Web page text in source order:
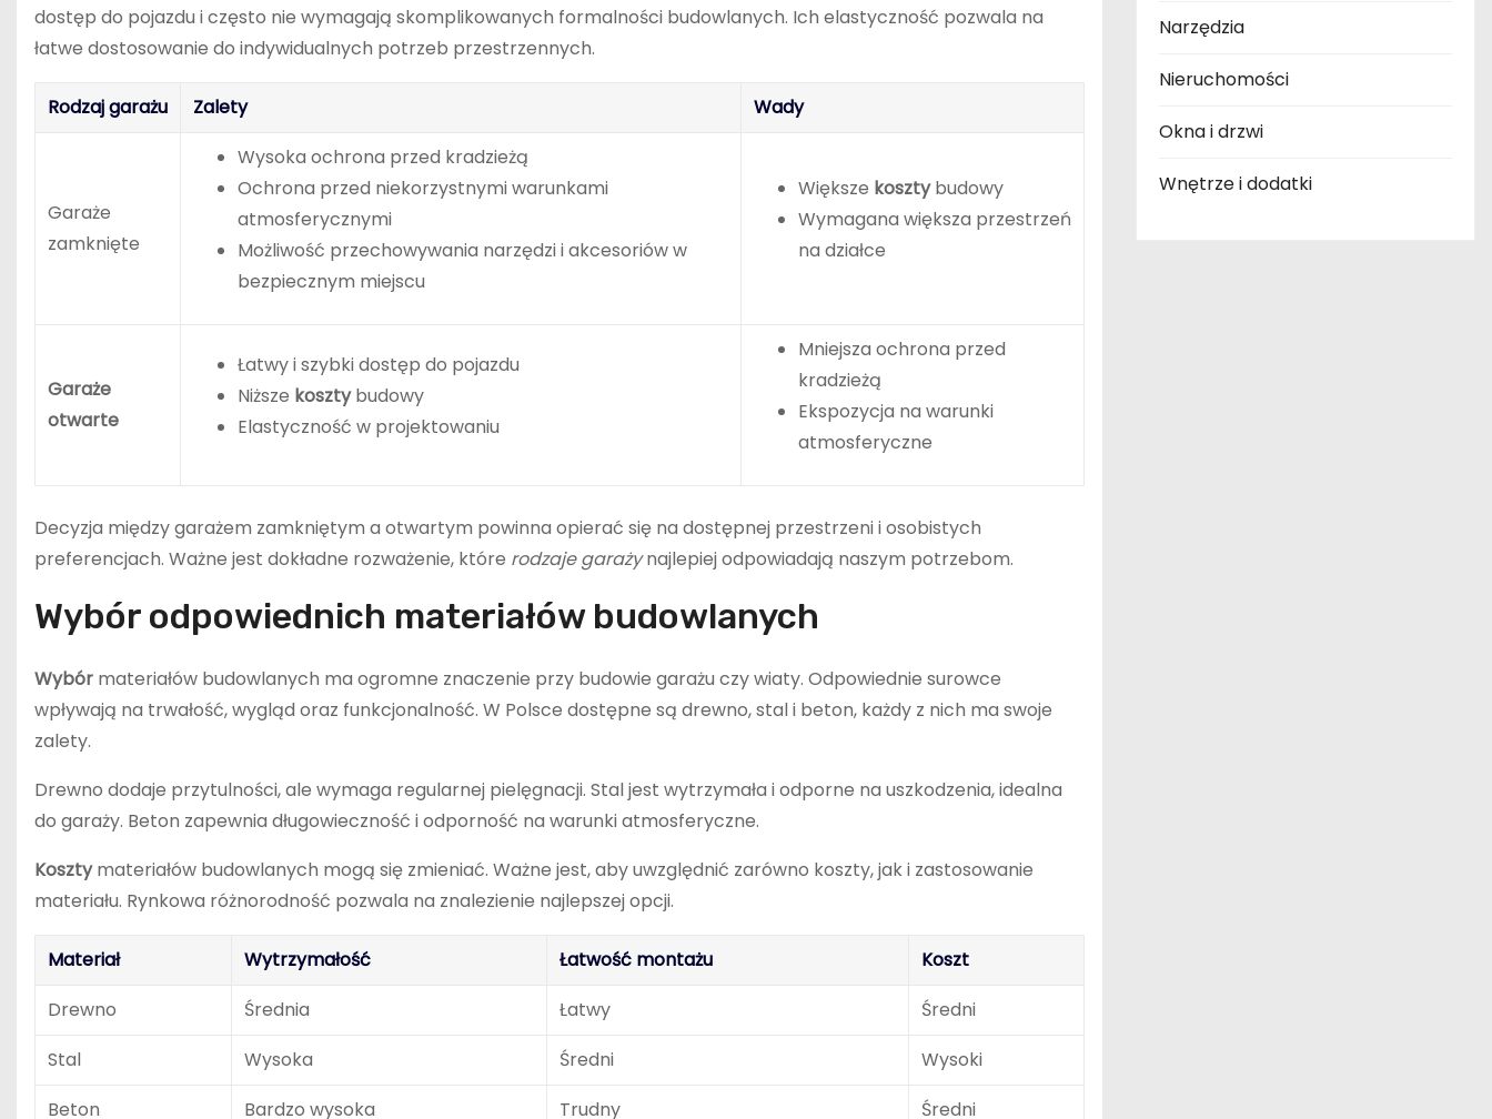
dostęp do pojazdu i często nie wymagają skomplikowanych formalności budowlanych. Ich elastyczność pozwala na
łatwe dostosowanie do indywidualnych potrzeb przestrzennych.
Rodzaj garażu Zalety Wady
Garaże
zamknięte
Wysoka ochrona przed kradzieżą
Ochrona przed niekorzystnymi warunkami
atmosferycznymi
Możliwość przechowywania narzędzi i akcesoriów w
bezpiecznym miejscu
Większe kosztybudowy
Wymagana większa przestrzeń
na działce
Garaże
otwarte
Łatwy i szybki dostęp do pojazdu
Niższe kosztybudowy
Elastyczność w projektowaniu
Mniejsza ochrona przed
kradzieżą
Ekspozycja na warunki
atmosferyczne
Decyzja między garażem zamkniętym a otwartym powinna opierać się na dostępnej przestrzeni i osobistych
preferencjach. Ważne jest dokładne rozważenie, które rodzaje garażynajlepiej odpowiadają naszym potrzebom.
Wybór odpowiednich materiałów budowlanych
Wybór materiałów budowlanych ma ogromne znaczenie przy budowie garażu czy wiaty. Odpowiednie surowce
wpływają na trwałość, wygląd oraz funkcjonalność. W Polsce dostępne są drewno, stal i beton, każdy z nich ma swoje
zalety.
Drewno dodaje przytulności, ale wymaga regularnej pielęgnacji. Stal jest wytrzymała i odporne na uszkodzenia, idealna
do garaży. Beton zapewnia długowieczność i odporność na warunki atmosferyczne.
Kosztymateriałów budowlanych mogą się zmieniać. Ważne jest, aby uwzględnić zarówno koszty, jak i zastosowanie
materiału. Rynkowa różnorodność pozwala na znalezienie najlepszej opcji.
Materiał Wytrzymałość Łatwość montażu
Koszt
Drewno
Średnia Łatwy
Średni
Stal
Wysoka Średni
Wysoki
Beton
Bardzo wysoka Trudny Średni
Narzędzia
Nieruchomości
Okna i drzwi
Wnętrze i dodatki